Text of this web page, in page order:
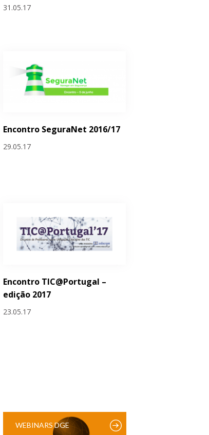
31.05.17
Encontro SeguraNet 2016/17
29.05.17
Encontro TIC@Portugal –
edição 2017
23.05.17
WEBINARS DGE